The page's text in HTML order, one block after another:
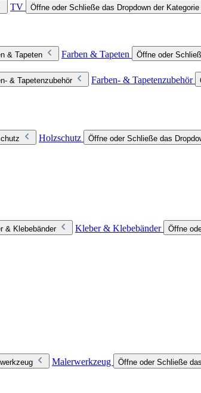
TV Öffne oder Schließe das Dropdown der
& Tapeten Farben & Tapeten Öffne oder
& Tapetenzubehör Farben- & Tapetenzubehör
Holzschutz Öffne oder Schließe das
& Klebebänder Kleber & Klebebänder Öffne
Malerwerkzeug Öffne oder Schließe